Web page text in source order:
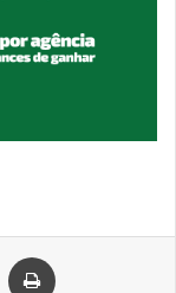
Compartilhar via e-mail